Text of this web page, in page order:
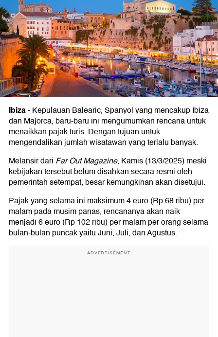
Ibiza-Kepulauan Balearic, Spanyol yang mencakup Ibiza
dan Majorca, baru-baru ini mengumumkan rencana untuk
menaikkan pajak turis. Dengan tujuan untuk
mengendalikan jumlah wisatawan yang terlalu banyak.
Melansir dari Far Out Magazine, Kamis (13/3/2025) meski
kebijakan tersebut belum disahkan secara resmi oleh
pemerintah setempat, besar kemungkinan akan disetujui.
Pajak yang selama ini maksimum 4 euro (Rp 68 ribu) per
malam pada musim panas, rencananya akan naik
menjadi 6 euro (Rp 102 ribu) per malam per orang selama
bulan-bulan puncak yaitu Juni, Juli, dan Agustus.
ADVERTISEMENT